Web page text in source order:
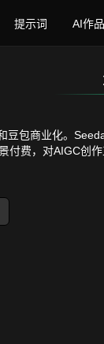
提示词 AI作品
包商业化。
费，对AIGC创作